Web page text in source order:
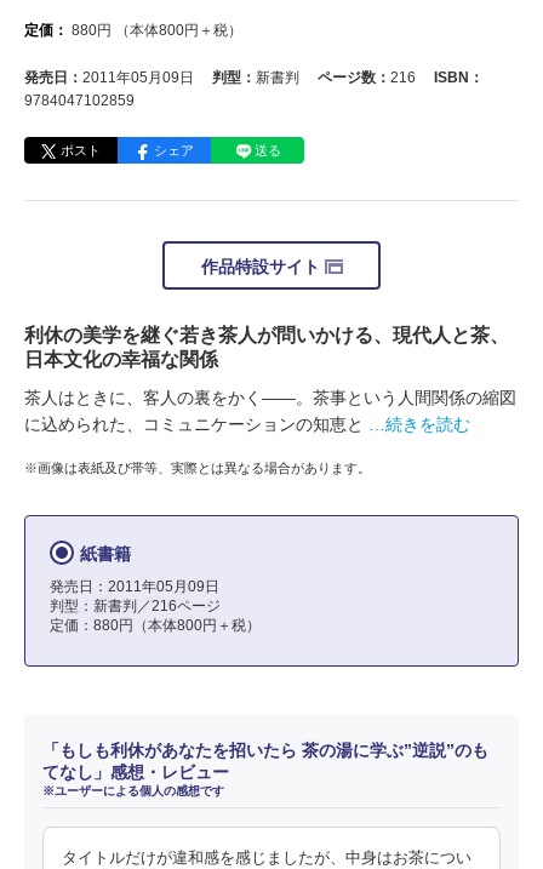
定価： 880円 （本体800円＋税）
発売日： 2011年05月09日 判型： 新書判 ページ数： 216
ISBN：
9784047102859
ポスト シェア 送る
作品特設サイト
利休の美学を継ぐ若き茶人が問いかける、現代人と茶、
日本文化の幸福な関係
茶人はときに、客人の裏をかく――。茶事という人間関係の縮図
に込められた、コミュニケーションの知恵と
…続きを読む
※画像は表紙及び帯等、実際とは異なる場合があります。
紙書籍
発売日：2011年05月09日
判型：新書判／216ページ
定価：880円（本体800円＋税）
「もしも利休があなたを招いたら 茶の湯に学ぶ”逆説”のも
てなし」感想・レビュー
※ユーザーによる個人の感想です
タイトルだけが違和感を感じましたが、中身はお茶につい